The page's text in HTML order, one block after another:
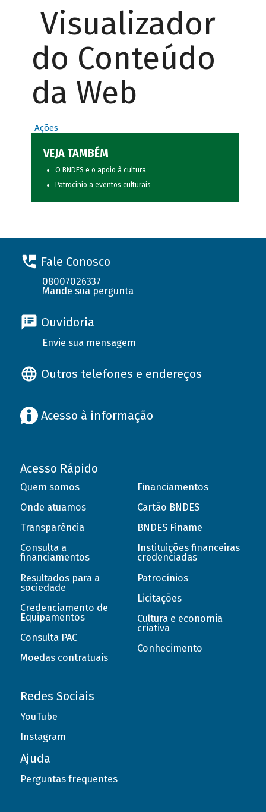
Visualizador
do Conteúdo
da Web
Ações
VEJA TAMBÉM
O BNDES e o apoio à cultura
Patrocínio a eventos culturais
Fale Conosco
08007026337
Mande sua pergunta
Ouvidoria
Envie sua mensagem
Outros telefones e endereços
Acesso à informação
Acesso Rápido
Quem somos
Onde atuamos
Transparência
Consulta a
financiamentos
Resultados para a
sociedade
Credenciamento de
Equipamentos
Consulta PAC
Moedas contratuais
Financiamentos
Cartão BNDES
BNDES Finame
Instituições financeiras
credenciadas
Patrocínios
Licitações
Cultura e economia
criativa
Conhecimento
Redes Sociais
YouTube
Instagram
Ajuda
Perguntas frequentes